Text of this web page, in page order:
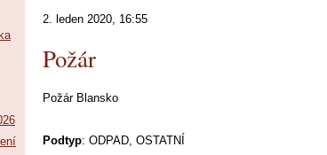
2. leden 2020, 16:55
Požár
Požár Blansko
Podtyp: ODPAD, OSTATNÍ